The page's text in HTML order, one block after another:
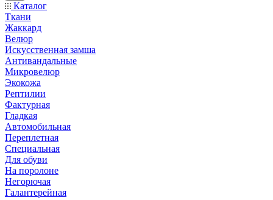
Каталог
Ткани
Жаккард
Велюр
Искусственная замша
Антивандальные
Микровелюр
Экокожа
Рептилии
Фактурная
Гладкая
Автомобильная
Переплетная
Специальная
Для обуви
На поролоне
Негорючая
Галантерейная